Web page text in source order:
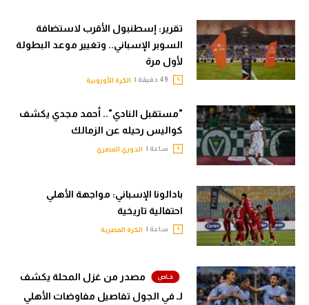
تقرير: إسطنبول الأقرب لاستضافة
السوبر الإسباني.. وتغيير موعد البطولة
لأول مرة
الكرة الأوروبية
"مستقبل النادي".. أحمد مجدي يكشف
كواليس رحيله عن الزمالك
ساعة | الدوري المصري
بادالونا الإسباني: مواجهة الأهلي
احتفالية تاريخية
ساعة | الكرة المصرية
مصدر من غزل المحلة يكشف
لـ في الجول تفاصيل مفاوضات الأهلي